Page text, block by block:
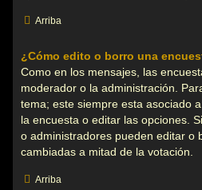
Arriba
¿Cómo edito o borro una
Como en los mensajes, las
moderador o la administración.
tema; este siempre esta asociado
la encuesta o editar las opciones.
o administradores pueden editar o
cambiadas a mitad de la votación.
Arriba